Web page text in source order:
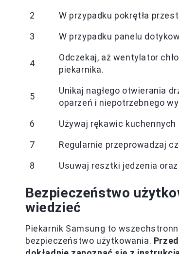
2 W przypadku pokrętła
3 W przypadku panelu
4
Odczekaj, aż wentylator
piekarnika.
5
Unikaj nagłego otwierania
oparzeń i niepotrzebnego
6 Używaj rękawic
7 Regularnie przeprowadzaj
8 Usuwaj resztki jedzenia
Bezpieczeństwo
wiedzieć
Piekarnik Samsung to
bezpieczeństwo użytkowania.